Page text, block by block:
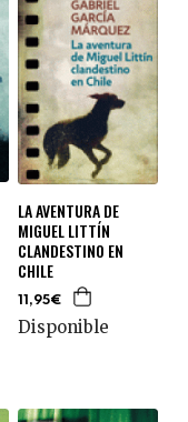
LA AVENTURA DE
MIGUEL LITTÍN
CLANDESTINO EN
CHILE
11,95€
Disponible